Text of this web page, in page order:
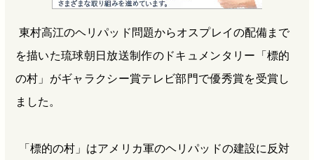
e
b
o
o
e
n
a
e
e
a
d
s
東村高江のヘリパッド問題からオスプレイの配備まで
を描いた琉球朝日放送制作のドキュメンタリー「標的
の村」がギャラクシー賞テレビ部門で優秀賞を受賞し
ました。
「標的の村」はアメリカ軍のヘリパッドの建設に反対